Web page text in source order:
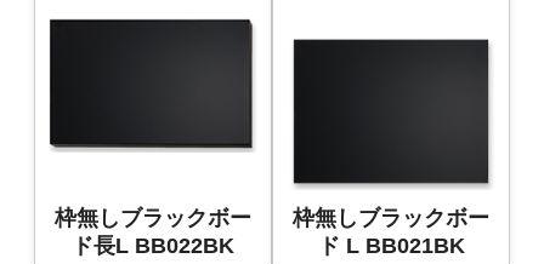
枠無しブラックボー
ド長L BB022BK
枠無しブラックボー
ド L BB021BK